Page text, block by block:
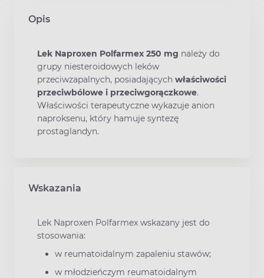
Opis
Lek Naproxen Polfarmex 250 mg należy do
grupy niesteroidowych leków
przeciwzapalnych, posiadających właściwości
przeciwbólowe i przeciwgorączkowe.
Właściwości terapeutyczne wykazuje anion
naproksenu, który hamuje syntezę
prostaglandyn.
Wskazania
Lek Naproxen Polfarmex wskazany jest do
stosowania:
w reumatoidalnym zapaleniu stawów;
w młodzieńczym reumatoidalnym